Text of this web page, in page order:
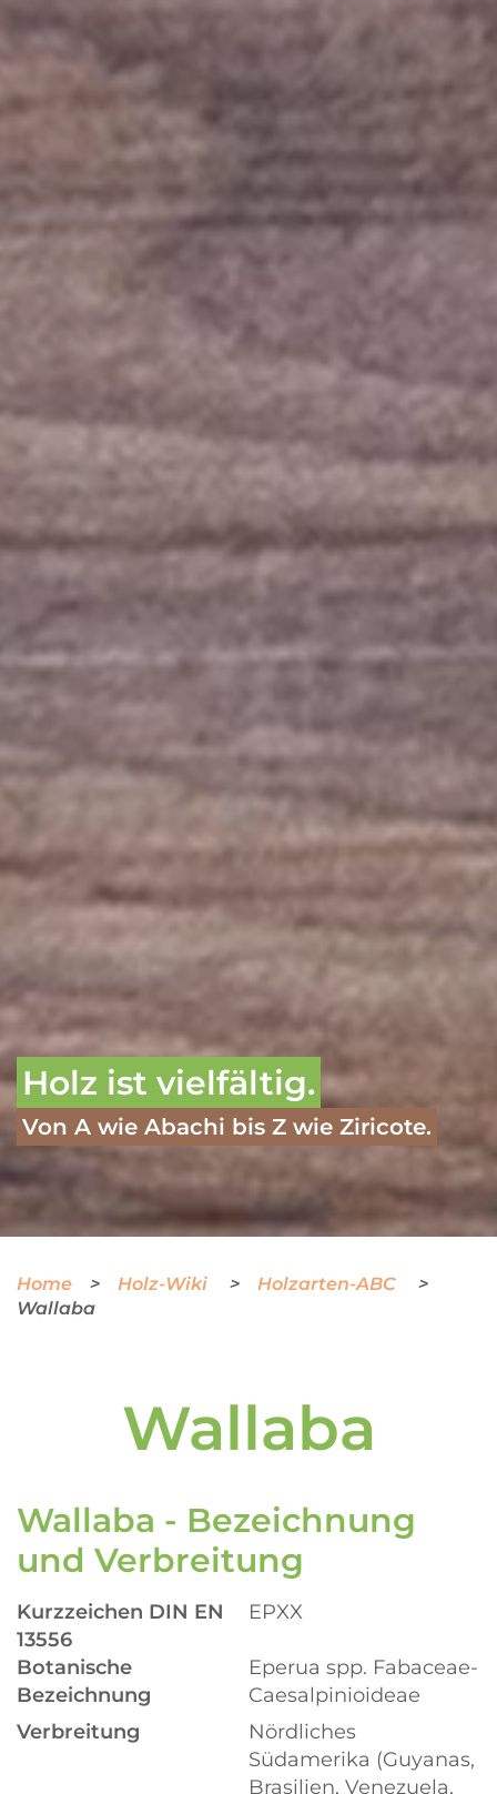
Holz ist vielfältig.
Von A wie Abachi bis Z wie Ziricote.
Home Holz-Wiki
Holzarten-ABC
Wallaba
Wallaba
Wallaba - Bezeichnung
und Verbreitung
Kurzzeichen DIN EN
13556
EPXX
Botanische
Bezeichnung
Eperua spp. Fabaceae-
Caesalpinioideae
Verbreitung
Nördliches
Südamerika (Guyanas,
Brasilien, Venezuela,